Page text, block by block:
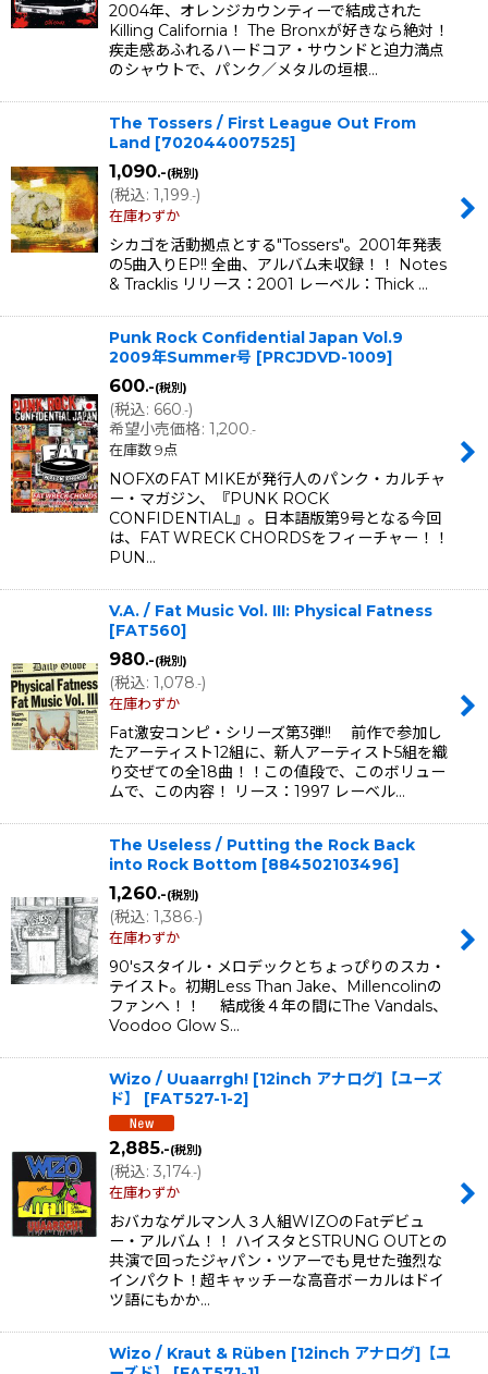
2004年、オレンジカウンティーで結成された
Killing California！ The Bronxが好きなら絶対！
疾走感あふれるハードコア・サウンドと迫力満点
のシャウトで、パンク／メタルの垣根…
The Tossers / First League Out From
Land [702044007525]
1,090.-(税別)
(税込: 1,199.-)
在庫わずか
シカゴを活動拠点とする"Tossers"。2001年発表
の5曲入りEP!! 全曲、アルバム未収録！！ Notes
& Tracklis リリース：2001 レーベル：Thick …
Punk Rock Confidential Japan Vol.9
2009年Summer号 [PRCJDVD-1009]
600.-(税別)
(税込: 660.-)
希望小売価格: 1,200.-
在庫数 9点
NOFXのFAT MIKEが発行人のパンク・カルチャ
ー・マガジン、『PUNK ROCK
CONFIDENTIAL』。日本語版第9号となる今回
は、FAT WRECK CHORDSをフィーチャー！！
PUN…
V.A. / Fat Music Vol. III: Physical Fatness
[FAT560]
980.-(税別)
(税込: 1,078.-)
在庫わずか
Fat激安コンピ・シリーズ第3弾!! 前作で参加し
たアーティスト12組に、新人アーティスト5組を織
り交ぜての全18曲！！この値段で、このボリュー
ムで、この内容！ リース：1997 レーベル…
The Useless / Putting the Rock Back
into Rock Bottom [884502103496]
1,260.-(税別)
(税込: 1,386.-)
在庫わずか
90'sスタイル・メロデックとちょっぴりのスカ・
テイスト。初期Less Than Jake、Millencolinの
ファンへ！！ 結成後４年の間にThe Vandals、
Voodoo Glow S…
Wizo / Uuaarrgh! [12inch アナログ]【ユーズ
ド】
[FAT527-1-2]
2,885.-(税別)
(税込: 3,174.-)
在庫わずか
おバカなゲルマン人３人組WIZOのFatデビュ
ー・アルバム！！ ハイスタとSTRUNG OUTとの
共演で回ったジャパン・ツアーでも見せた強烈な
インパクト！超キャッチーな高音ボーカルはドイ
ツ語にもかか…
Wizo / Kraut & Rüben [12inch アナログ]【ユ